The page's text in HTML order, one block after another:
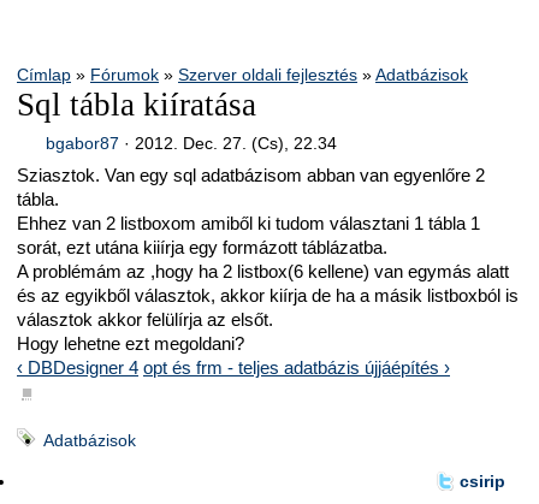
Címlap » Fórumok » Szerver oldali fejlesztés »Adatbázisok
Sql tábla kiíratása
bgabor87 · 2012. Dec. 27. (Cs), 22.34
Sziasztok. Van egy sql adatbázisom abban van egyenlőre 2
tábla.
Ehhez van 2 listboxom amiből ki tudom választani 1 tábla 1
sorát, ezt utána kiiírja egy formázott táblázatba.
A problémám az ,hogy ha 2 listbox(6 kellene) van egymás alatt
és az egyikből választok, akkor kiírja de ha a másik listboxból is
választok akkor felülírja az elsőt.
Hogy lehetne ezt megoldani?
‹ DBDesigner 4 opt és frm - teljes adatbázis újjáépítés ›
■
Adatbázisok
csirip